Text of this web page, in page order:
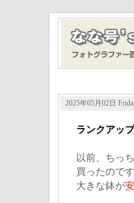
2025年05月02日
ランクアップ
以前、ちっ
買ったので
大きな鉢が